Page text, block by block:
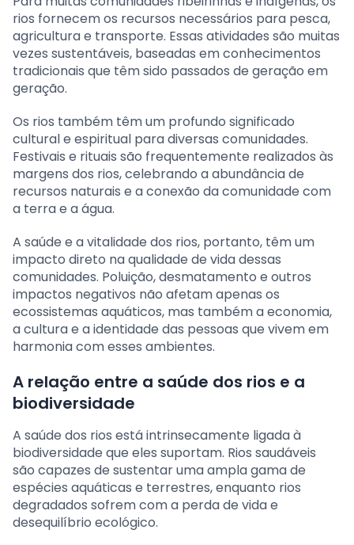
rios fornecem os recursos necessários para pesca,
agricultura e transporte. Essas atividades são muitas
vezes sustentáveis, baseadas em conhecimentos
tradicionais que têm sido passados de geração em
geração.
Os rios também têm um profundo significado
cultural e espiritual para diversas comunidades.
Festivais e rituais são frequentemente realizados às
margens dos rios, celebrando a abundância de
recursos naturais e a conexão da comunidade com
a terra e a água.
A saúde e a vitalidade dos rios, portanto, têm um
impacto direto na qualidade de vida dessas
comunidades. Poluição, desmatamento e outros
impactos negativos não afetam apenas os
ecossistemas aquáticos, mas também a economia,
a cultura e a identidade das pessoas que vivem em
harmonia com esses ambientes.
A relação entre a saúde dos rios e a
biodiversidade
A saúde dos rios está intrinsecamente ligada à
biodiversidade que eles suportam. Rios saudáveis
são capazes de sustentar uma ampla gama de
espécies aquáticas e terrestres, enquanto rios
degradados sofrem com a perda de vida e
desequilíbrio ecológico.